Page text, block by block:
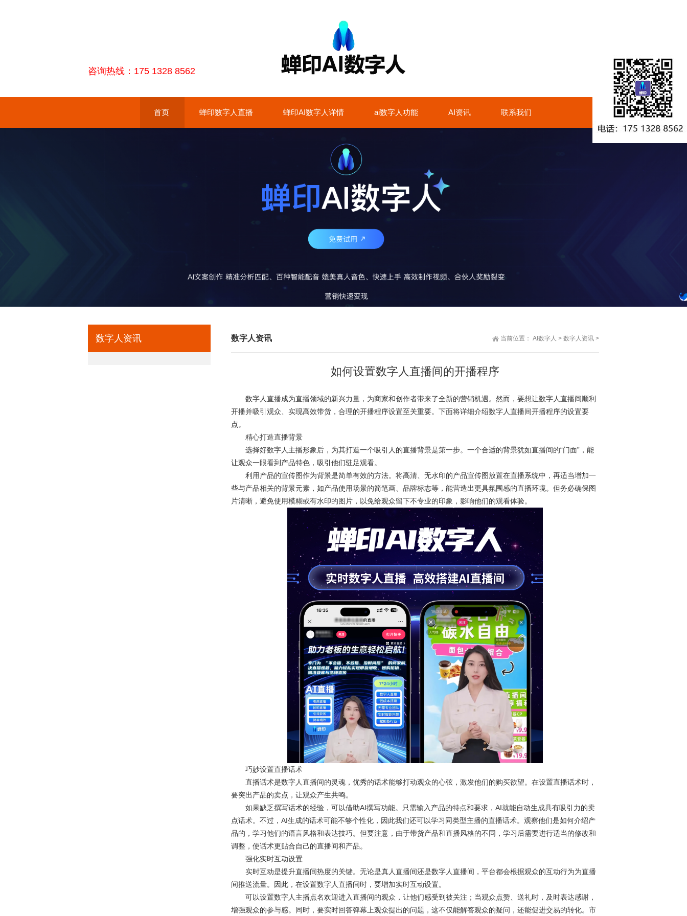
咨询热线：175 1328 8562
首页 蝉印数字人直播 蝉印AI数字人详情 ai数字人功能 AI资讯 联系我们
当前位置： AI数字人 > 数字人资讯 >
数字人资讯
如何设置数字人直播间的开播程序
数字人直播成为直播领域的新兴力量，为商家和创作者带来了全新的营销机遇。然而，要想让数字人直播间顺利
开播并吸引观众、实现高效带货，合理的开播程序设置至关重要。下面将详细介绍数字人直播间开播程序的设置要
点。
精心打造直播背景
选择好数字人主播形象后，为其打造一个吸引人的直播背景是第一步。一个合适的背景犹如直播间的“门面”，能
让观众一眼看到产品特色，吸引他们驻足观看。
利用产品的宣传图作为背景是简单有效的方法。将高清、无水印的产品宣传图放置在直播系统中，再适当增加一
些与产品相关的背景元素，如产品使用场景的简笔画、品牌标志等，能营造出更具氛围感的直播环境。但务必确保图
片清晰，避免使用模糊或有水印的图片，以免给观众留下不专业的印象，影响他们的观看体验。
巧妙设置直播话术
直播话术是数字人直播间的灵魂，优秀的话术能够打动观众的心弦，激发他们的购买欲望。在设置直播话术时，
要突出产品的卖点，让观众产生共鸣。
如果缺乏撰写话术的经验，可以借助AI撰写功能。只需输入产品的特点和要求，AI就能自动生成具有吸引力的卖
点话术。不过，AI生成的话术可能不够个性化，因此我们还可以学习同类型主播的直播话术。观察他们是如何介绍产
品的，学习他们的语言风格和表达技巧。但要注意，由于带货产品和直播风格的不同，学习后需要进行适当的修改和
调整，使话术更贴合自己的直播间和产品。
强化实时互动设置
实时互动是提升直播间热度的关键。无论是真人直播间还是数字人直播间，平台都会根据观众的互动行为为直播
间推送流量。因此，在设置数字人直播间时，要增加实时互动设置。
可以设置数字人主播点名欢迎进入直播间的观众，让他们感受到被关注；当观众点赞、送礼时，及时表达感谢，
增强观众的参与感。同时，要实时回答弹幕上观众提出的问题，这不仅能解答观众的疑问，还能促进交易的转化。市
数字人资讯